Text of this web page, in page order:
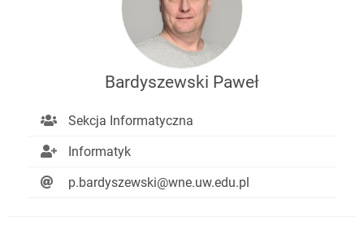
Bardyszewski Paweł
Sekcja Informatyczna
Informatyk
p.bardyszewski@wne.uw.edu.pl